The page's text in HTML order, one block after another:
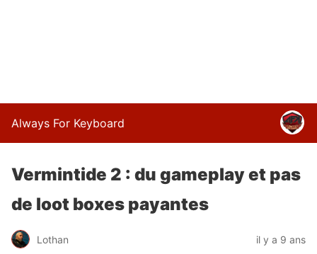
Always For Keyboard
Vermintide 2 : du gameplay et pas
de loot boxes payantes
Lothan il y a 9 ans